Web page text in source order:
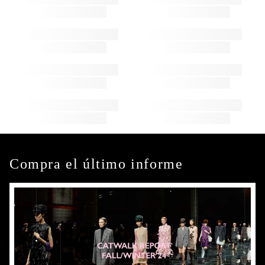
Compra el último informe